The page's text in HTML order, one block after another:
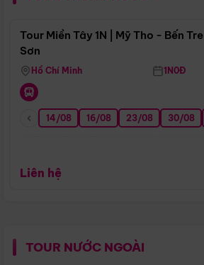
Tour Miền Tây 1N | Mỹ Tho - Bến
Sơn
Hồ Chí Minh 1N0Đ
14/08 16/08 23/08 30/08
Liên hệ
TOUR NƯỚC NGOÀI